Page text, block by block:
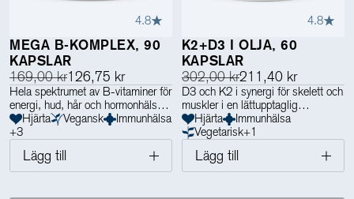
4.8
MEGA B-KOMPLEX, 90
KAPSLAR
169,00 kr126,75 kr
Hela spektrumet av B-vitaminer för
energi, hud, hår och hormonhälsan
Hjärta
Vegansk
Immunhälsa
+3
Lägg till
4.8
K2+D3 I OLJA, 60
KAPSLAR
302,00 kr211,40 kr
D3 och K2 i synergi för skelett och
muskler i en lättupptaglig
oljebaserad kapsel
Hjärta
Immunhälsa
Vegetarisk+1
Lägg till